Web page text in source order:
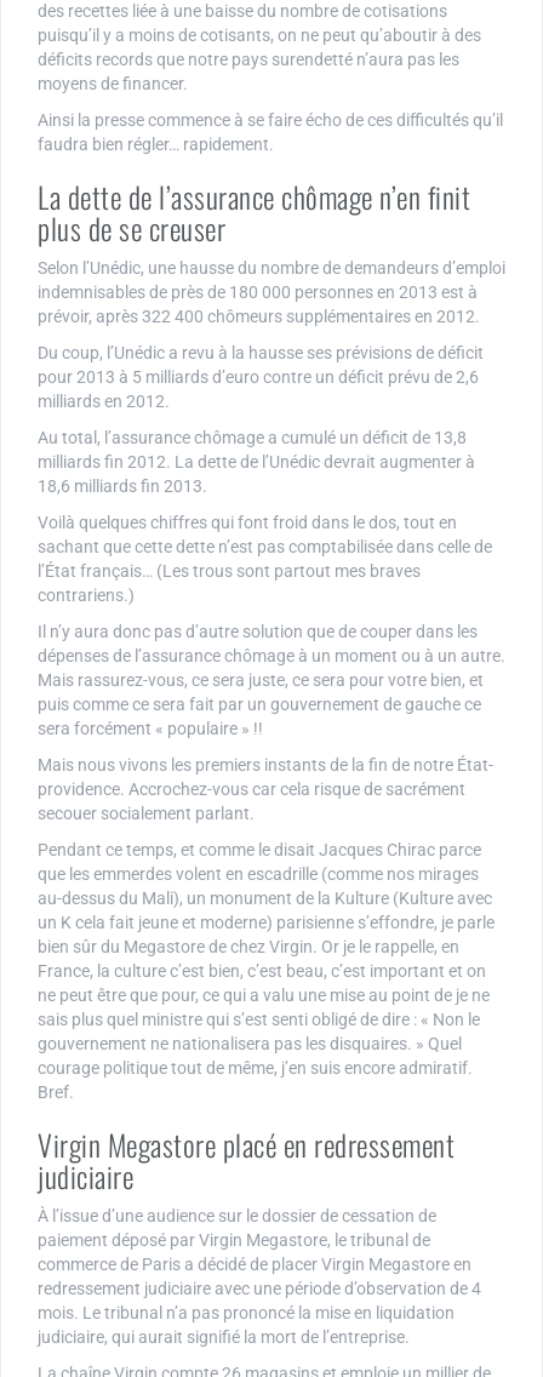
des recettes liée à une baisse du nombre de cotisations
puisqu’il y a moins de cotisants, on ne peut qu’aboutir à des
déficits records que notre pays surendetté n’aura pas les
moyens de financer.
Ainsi la presse commence à se faire écho de ces difficultés qu’il
faudra bien régler… rapidement.
La dette de l’assurance chômage n’en finit
plus de se creuser
Selon l’Unédic, une hausse du nombre de demandeurs d’emploi
indemnisables de près de 180 000 personnes en 2013 est à
prévoir, après 322 400 chômeurs supplémentaires en 2012.
Du coup, l’Unédic a revu à la hausse ses prévisions de déficit
pour 2013 à 5 milliards d’euro contre un déficit prévu de 2,6
milliards en 2012.
Au total, l’assurance chômage a cumulé un déficit de 13,8
milliards fin 2012. La dette de l’Unédic devrait augmenter à
18,6 milliards fin 2013.
Voilà quelques chiffres qui font froid dans le dos, tout en
sachant que cette dette n’est pas comptabilisée dans celle de
l’État français… (Les trous sont partout mes braves
contrariens.)
Il n’y aura donc pas d’autre solution que de couper dans les
dépenses de l’assurance chômage à un moment ou à un autre.
Mais rassurez-vous, ce sera juste, ce sera pour votre bien, et
puis comme ce sera fait par un gouvernement de gauche ce
sera forcément « populaire » !!
Mais nous vivons les premiers instants de la fin de notre État-
providence. Accrochez-vous car cela risque de sacrément
secouer socialement parlant.
Pendant ce temps, et comme le disait Jacques Chirac parce
que les emmerdes volent en escadrille (comme nos mirages
au-dessus du Mali), un monument de la Kulture (Kulture avec
un K cela fait jeune et moderne) parisienne s’effondre, je parle
bien sûr du Megastore de chez Virgin. Or je le rappelle, en
France, la culture c’est bien, c’est beau, c’est important et on
ne peut être que pour, ce qui a valu une mise au point de je ne
sais plus quel ministre qui s’est senti obligé de dire : « Non le
gouvernement ne nationalisera pas les disquaires. » Quel
courage politique tout de même, j’en suis encore admiratif.
Bref.
Virgin Megastore placé en redressement
judiciaire
À l’issue d’une audience sur le dossier de cessation de
paiement déposé par Virgin Megastore, le tribunal de
commerce de Paris a décidé de placer Virgin Megastore en
redressement judiciaire avec une période d’observation de 4
mois. Le tribunal n’a pas prononcé la mise en liquidation
judiciaire, qui aurait signifié la mort de l’entreprise.